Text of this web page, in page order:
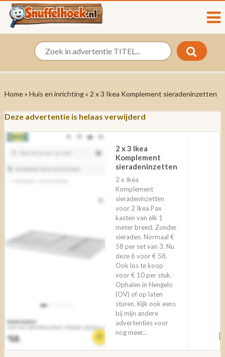
Home» Huis en inrichting» 2 x 3 Ikea Komplement sieradeninzetten
Deze advertentie is helaas verwijderd
2 x 3 Ikea
Komplement
sieradeninzetten
2 x Ikea
Komplement
sieradeninzetten
voor 2 Ikea Pax
kasten van elk 1
meter breed. Zonder
sieraden. Normaal €
58 per set van 3. Nu
deze 6 voor € 58.
Ook los te koop
voor € 10 per stuk.
Ophalen in Hengelo
(OV) of op laten
sturen. Kijk ook eens
bij mijn andere
advertenties voor
nog meer...